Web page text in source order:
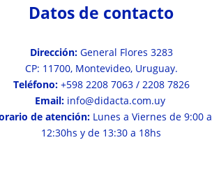
Datos de contacto
Dirección:General Flores 3283
CP: 11700, Montevideo, Uruguay.
Teléfono:+598 2208 7063 / 2208 7826
Email: info@didacta.com.uy
de atención:Lunes a Viernes de 9:00 a
12:30hs y de 13:30 a 18hs